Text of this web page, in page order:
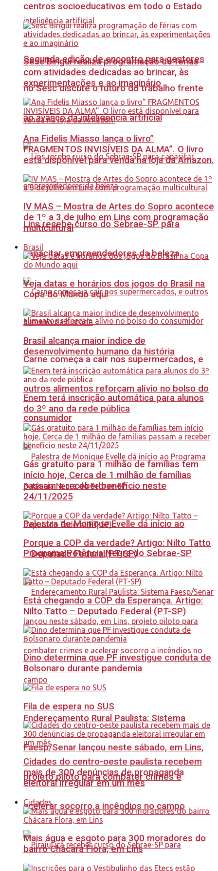
Segunda edição de encontro para gestores
no Sesc discute o futuro do trabalho frente
ao avanço da inteligência artificial
Lins recebe curso do Sebrae-SP para
capacitar empreendedores da beleza
Carne começa a cair nos supermercados, e
outros alimentos reforçam alívio no bolso do
consumidor
Palestra de Monique Evelle dá início ao
Programa Potência Negra do Sebrae-SP
Endereçamento Rural Paulista: Sistema
Faesp/Senar lançou neste sábado, em Lins,
projeto piloto para combater crimes e
acelerar socorro a incêndios no campo
centros socioeducativos em todo o Estado
Sesc Birigui realiza programação de férias
com atividades dedicadas ao brincar, às
experimentações e ao imaginário
Ana Fidelis Miasso lança o livro”
FRAGMENTOS INVISÍVEIS DA ALMA”. O livro
está disponível para venda na loja da Amazon.
IV MAS – Mostra de Artes do Sopro acontece
de 1º a 3 de julho em Lins com programação
multicultural
Brasil
Veja datas e horários dos jogos do Brasil na
Copa do Mundo aqui
Brasil alcança maior índice de
desenvolvimento humano da história
Enem terá inscrição automática para alunos
do 3º ano da rede pública
Gás gratuito para 1 milhão de famílias tem
início hoje, Cerca de 1 milhão de famílias
passam a receber benefício neste
24/11/2025
Porque a COP da verdade? Artigo: Nilto Tatto
– Deputado Federal(PT-SP)
Está chegando a COP da Esperança. Artigo:
Nilto Tatto – Deputado Federal (PT-SP)
Dino determina que PF investigue conduta de
Bolsonaro durante pandemia
Fila de espera no SUS
Cidades do centro-oeste paulista recebem
mais de 300 denúncias de propaganda
eleitoral irregular em um mês
Cidades
Mais água e esgoto para 300 moradores do
bairro Chácara Flora, em Lins